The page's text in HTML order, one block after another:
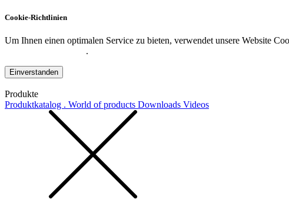
Cookie-Richtlinien
Um Ihnen einen optimalen Service zu bieten, verwendet unsere Website
.
Einverstanden
Produkte
Produktkatalog . World of products Downloads Videos